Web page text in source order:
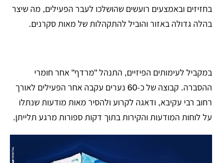
בחזיזים ובאמצעים רועשים שהושלכו לעבר הפעילים, מה שיצר
בהלה גדולה באזור והוביל להתקהלות של מאות סקרנים.
במקביל לעימותים הפיזיים, התנהל "מרדף" אחר חומרי
ההסברה. קבוצה של כ-60 נערים עקבה אחר הפעילים לאורך
רחוב רבי עקיבא, ודאגה לקרוע ולהסיר מאות מודעות שנתלו
על לוחות המודעות והקירות בתוך דקות ספורות מרגע תלייתן.